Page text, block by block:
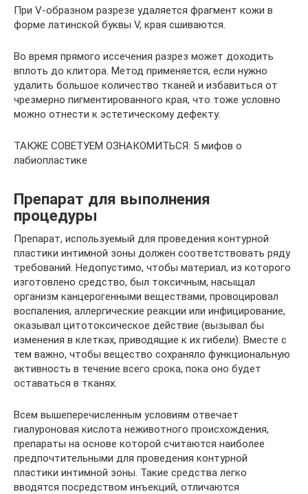
При V-образном разрезе удаляется фрагмент кожи в
форме латинской буквы V, края сшиваются.
Во время прямого иссечения разрез может доходить
вплоть до клитора. Метод применяется, если нужно
удалить большое количество тканей и избавиться от
чрезмерно пигментированного края, что тоже условно
можно отнести к эстетическому дефекту.
ТАКЖЕ СОВЕТУЕМ ОЗНАКОМИТЬСЯ: 5 мифов о
лабиопластике
Препарат для выполнения
процедуры
Препарат, используемый для проведения контурной
пластики интимной зоны должен соответствовать ряду
требований. Недопустимо, чтобы материал, из которого
изготовлено средство, был токсичным, насыщал
организм канцерогенными веществами, провоцировал
воспаления, аллергические реакции или инфицирование,
оказывал цитотоксическое действие (вызывал бы
изменения в клетках, приводящие к их гибели). Вместе с
тем важно, чтобы вещество сохраняло функциональную
активность в течение всего срока, пока оно будет
оставаться в тканях.
Всем вышеперечисленным условиям отвечает
гиалуроновая кислота неживотного происхождения,
препараты на основе которой считаются наиболее
предпочтительными для проведения контурной
пластики интимной зоны. Такие средства легко
вводятся посредством инъекций, отличаются